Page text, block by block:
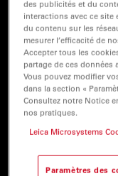
des publicités et du
interactions avec ce site
du contenu sur les
mesurer l’efficacité de
Accepter tous les
partage de ces données
Vous pouvez modifier
dans la section «
Consultez notre Notice
nos pratiques.
Leica Microsystems
Paramètres des